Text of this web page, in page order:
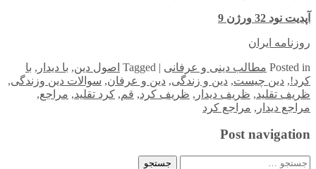
آپدیت نود 32 ورژن 9
روزنامه ایران
Posted in مطالب دینی و عرفانی |
Tagged اصول دین, با دیدار , با
کرد!, دین چیست, دین و زندگی, دین و عرفان, سوالات دین وزندگی,
ظریف تقلید, ظریف دیدار , ظریف کرد, قم, کرد تقلید, مراجع,
مراجع دیدار , مراجع کرد
Post navigation
جستجو